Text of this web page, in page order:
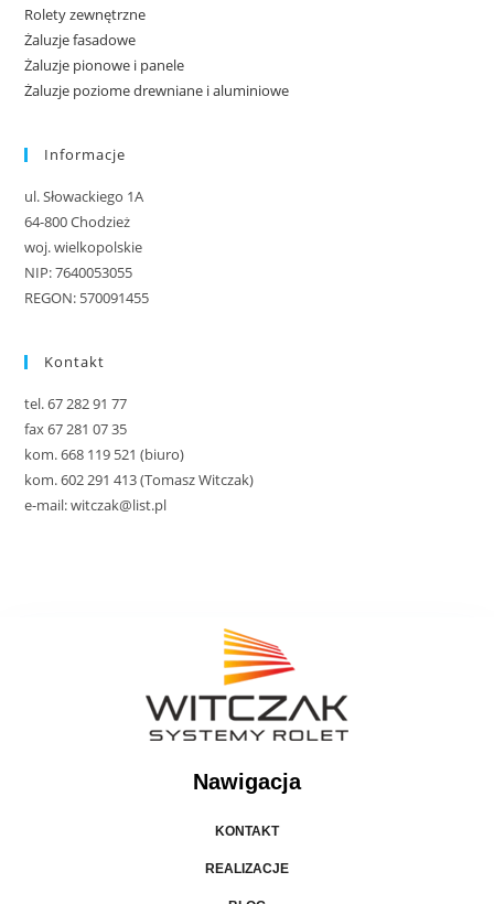
Rolety zewnętrzne
Żaluzje fasadowe
Żaluzje pionowe i panele
Żaluzje poziome drewniane i aluminiowe
Informacje
ul. Słowackiego 1A
64-800 Chodzież
woj. wielkopolskie
NIP: 7640053055
REGON: 570091455
Kontakt
tel. 67 282 91 77
fax 67 281 07 35
kom. 668 119 521 (biuro)
kom. 602 291 413 (Tomasz Witczak)
e-mail: witczak@list.pl
Nawigacja
KONTAKT
REALIZACJE